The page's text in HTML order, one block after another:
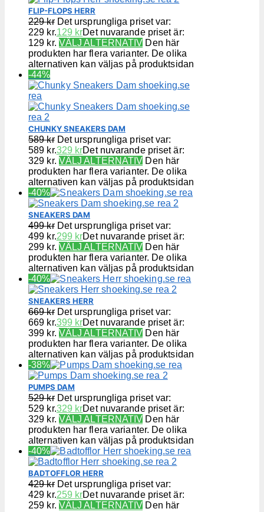
FLIP-FLOPS HERR
229kr Det ursprungliga priset var:
229 kr.129 krDet nuvarande priset är:
129 kr. VÄLJ ALTERNATIV Den här
produkten har flera varianter. De olika
alternativen kan väljas på produktsidan
-44%
CHUNKY SNEAKERS DAM
589kr Det ursprungliga priset var:
589 kr.329 krDet nuvarande priset är:
329 kr. VÄLJ ALTERNATIV Den här
produkten har flera varianter. De olika
alternativen kan väljas på produktsidan
-40%
SNEAKERS DAM
499kr Det ursprungliga priset var:
499 kr.299 krDet nuvarande priset är:
299 kr. VÄLJ ALTERNATIV Den här
produkten har flera varianter. De olika
alternativen kan väljas på produktsidan
-40%
SNEAKERS HERR
669kr Det ursprungliga priset var:
669 kr.399 krDet nuvarande priset är:
399 kr. VÄLJ ALTERNATIV Den här
produkten har flera varianter. De olika
alternativen kan väljas på produktsidan
-38%
PUMPS DAM
529kr Det ursprungliga priset var:
529 kr.329 krDet nuvarande priset är:
329 kr. VÄLJ ALTERNATIV Den här
produkten har flera varianter. De olika
alternativen kan väljas på produktsidan
-40%
BADTOFFLOR HERR
429kr Det ursprungliga priset var:
429 kr.259 krDet nuvarande priset är:
259 kr. VÄLJ ALTERNATIV Den här